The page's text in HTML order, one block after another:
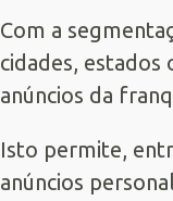
Com a
cidades, estados
anúncios da
Isto permite,
anúncios